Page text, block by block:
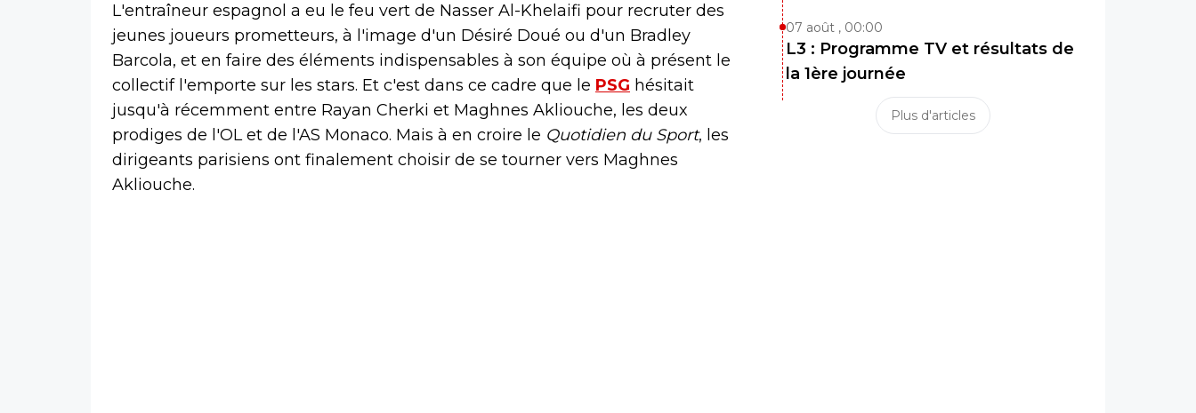
L'entraîneur espagnol a eu le feu vert de Nasser Al-Khelaifi pour recruter des
jeunes joueurs prometteurs, à l'image d'un Désiré Doué ou d'un Bradley
Barcola, et en faire des éléments indispensables à son équipe où à présent le
collectif l'emporte sur les stars. Et c'est dans ce cadre que le PSG hésitait
jusqu'à récemment entre Rayan Cherki et Maghnes Akliouche, les deux
prodiges de l'OL et de l'AS Monaco. Mais à en croire le Quotidien du Sport, les
dirigeants parisiens ont finalement choisir de se tourner vers Maghnes
Akliouche.
07 août , 00:00
L3 : Programme TV et résultats de
la 1ère journée
Plus d'articles